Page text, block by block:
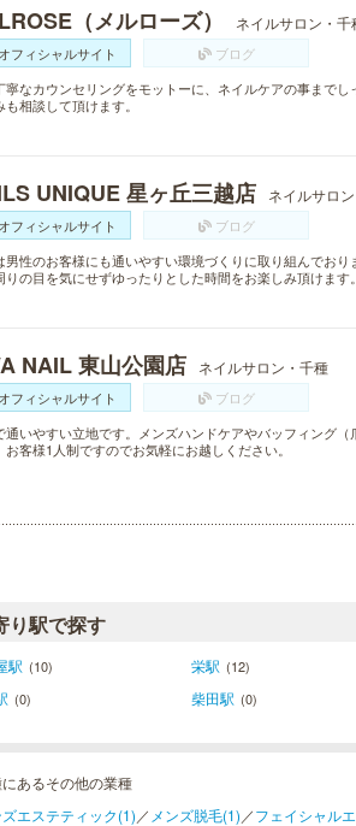
（メルローズ） ネイルサロン・千
オフィシャルサイト
ブログ
寧なカウンセリングをモットーに、ネイルケアの事まで
も相談して頂けます。
UNIQUE 星ヶ丘三越店 ネイルサロ
オフィシャルサイト
ブログ
男性のお客様にも通いやすい環境づくりに取り組んでお
りの目を気にせずゆったりとした時間をお楽しみ頂けます。
NAIL 東山公園店 ネイルサロン・千種
オフィシャルサイト
ブログ
通いやすい立地です。メンズハンドケアやバッフィング
お客様1人制ですのでお気軽にお越しください。
り駅で探す
駅 (10) 栄駅 (12)
(0) 柴田駅 (0)
あるその他の業種
ズエステティック(1) ／ メンズ脱毛(1) ／フェイシャル